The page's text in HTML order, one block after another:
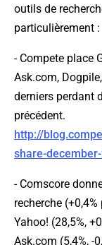
outils de
particulièrement :
- Compete place
Ask.com,
derniers perdant
précédent.
http://
share-
- Comscore
recherche
Yahoo! (28,5%,
Ask.com (5,4%, -